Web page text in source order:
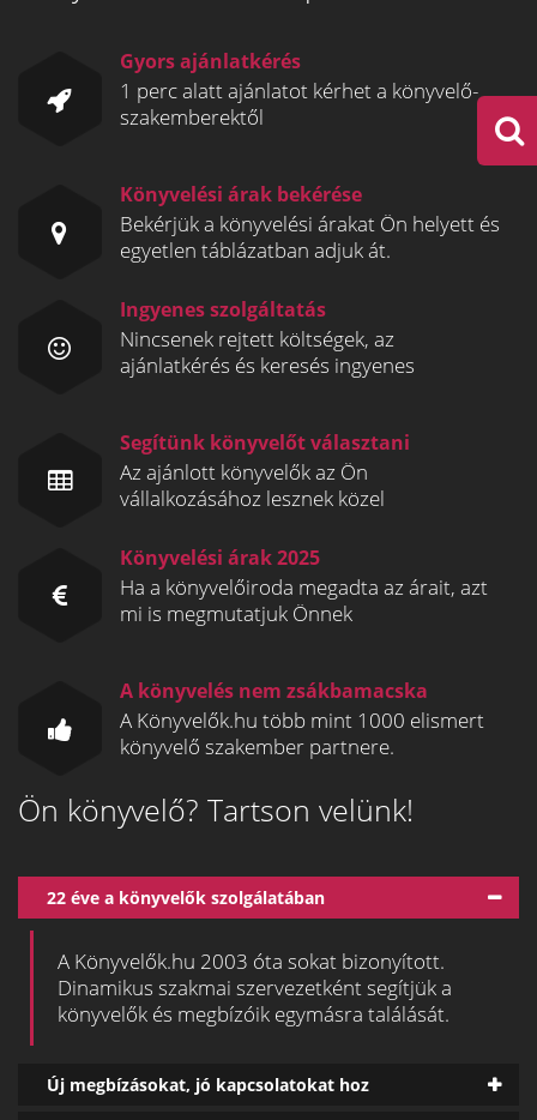
Gyors ajánlatkérés
1 perc alatt ajánlatot kérhet a könyvelő-
szakemberektől
Könyvelési árak bekérése
Bekérjük a könyvelési árakat Ön helyett és
egyetlen táblázatban adjuk át.
Ingyenes szolgáltatás
Nincsenek rejtett költségek, az
ajánlatkérés és keresés ingyenes
Segítünk könyvelőt választani
Az ajánlott könyvelők az Ön
vállalkozásához lesznek közel
Könyvelési árak 2025
Ha a könyvelőiroda megadta az árait, azt
mi is megmutatjuk Önnek
A könyvelés nem zsákbamacska
A Könyvelők.hu több mint 1000 elismert
könyvelő szakember partnere.
Ön könyvelő? Tartson velünk!
22 éve a könyvelők szolgálatában
A Könyvelők.hu 2003 óta sokat bizonyított.
Dinamikus szakmai szervezetként segítjük a
könyvelők és megbízóik egymásra találását.
Új megbízásokat, jó kapcsolatokat hoz